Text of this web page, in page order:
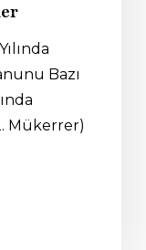
Bazı
Mükerrer)